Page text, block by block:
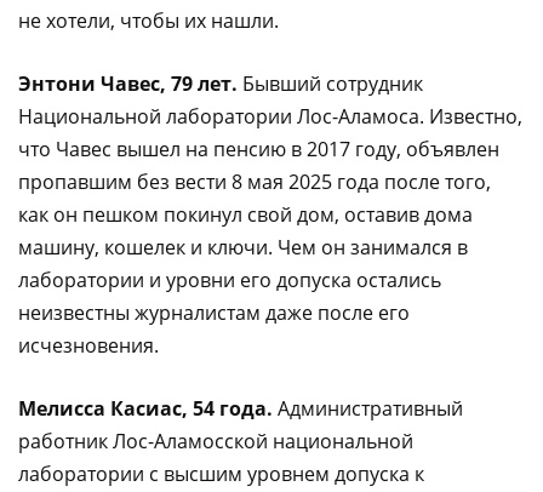
не хотели, чтобы их нашли.
Энтони Чавес, 79 лет. Бывший сотрудник
Национальной лаборатории Лос-Аламоса. Известно,
что Чавес вышел на пенсию в 2017 году, объявлен
пропавшим без вести 8 мая 2025 года после того,
как он пешком покинул свой дом, оставив дома
машину, кошелек и ключи. Чем он занимался в
лаборатории и уровни его допуска остались
неизвестны журналистам даже после его
исчезновения.
Мелисса Касиас, 54 года. Административный
работник Лос-Аламосской национальной
лаборатории с высшим уровнем допуска к